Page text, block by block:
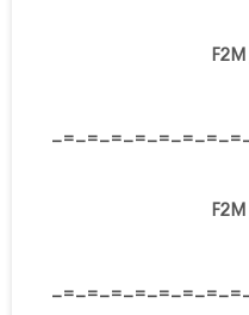
-=-=-=-=-=-=-=-
-=-=-=-=-=-=-=-